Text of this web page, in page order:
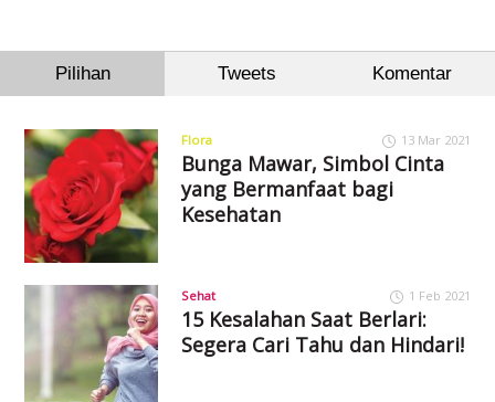
Pilihan Tweets Komentar
Flora 13 Mar 2021
Bunga Mawar, Simbol Cinta
yang Bermanfaat bagi
Kesehatan
Sehat 1 Feb 2021
15 Kesalahan Saat Berlari:
Segera Cari Tahu dan Hindari!